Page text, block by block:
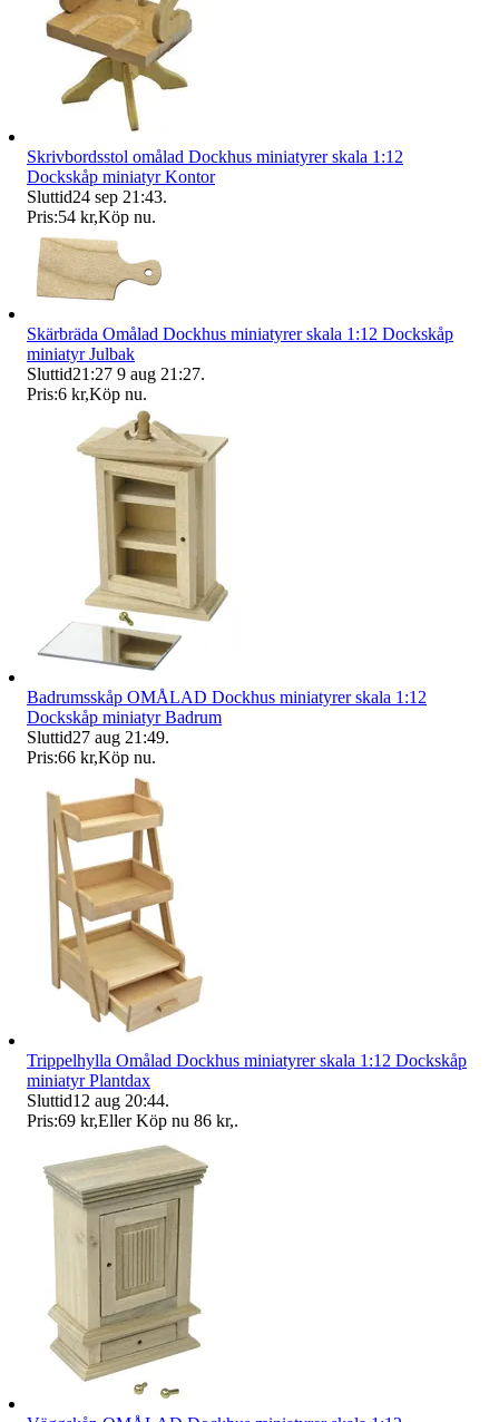
Skrivbordsstol omålad Dockhus miniatyrer skala 1:12
Dockskåp miniatyr Kontor
Sluttid24 sep 21:43.
Pris:54 kr,Köp nu.
Skärbräda Omålad Dockhus miniatyrer skala 1:12 Dockskåp
miniatyr Julbak
Sluttid21:27 9 aug 21:27.
Pris:6 kr,Köp nu.
Badrumsskåp OMÅLAD Dockhus miniatyrer skala 1:12
Dockskåp miniatyr Badrum
Sluttid27 aug 21:49.
Pris:66 kr,Köp nu.
Trippelhylla Omålad Dockhus miniatyrer skala 1:12 Dockskåp
miniatyr Plantdax
Sluttid12 aug 20:44.
Pris:69 kr,Eller Köp nu 86 kr,.